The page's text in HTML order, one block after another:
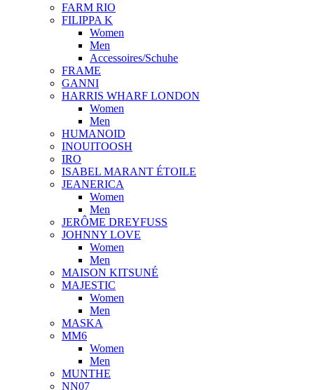
FARM RIO
FILIPPA K
Women
Men
Accessoires/Schuhe
FRAME
GANNI
HARRIS WHARF LONDON
Women
Men
HUMANOID
INOUITOOSH
IRO
ISABEL MARANT ÉTOILE
JEANERICA
Women
Men
JERÔME DREYFUSS
JOHNNY LOVE
Women
Men
MAISON KITSUNÉ
MAJESTIC
Women
Men
MASKA
MM6
Women
Men
MUNTHE
NN07